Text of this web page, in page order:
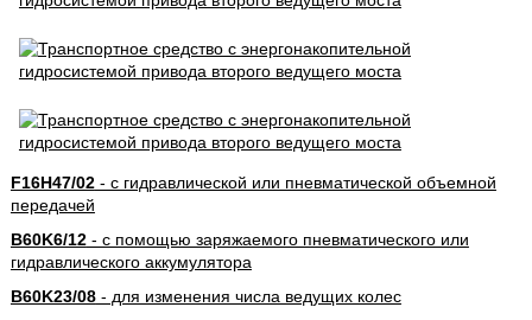
F16H47/02- с гидравлической или пневматической объемной
передачей
B60K6/12- с помощью заряжаемого пневматического или
гидравлического аккумулятора
B60K23/08- для изменения числа ведущих колес